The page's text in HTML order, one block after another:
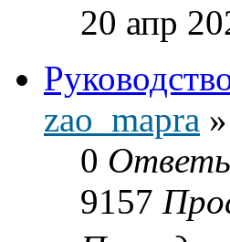
20 апр
zao_mapra »
0
9157